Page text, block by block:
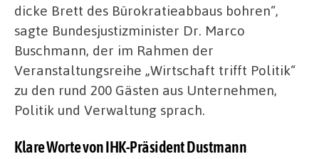
dicke Brett des Bürokratieabbaus bohren“,
sagte Bundesjustizminister Dr. Marco
Buschmann, der im Rahmen der
Veranstaltungsreihe „Wirtschaft trifft Politik“
zu den rund 200 Gästen aus Unternehmen,
Politik und Verwaltung sprach.
Klare Worte von IHK-Präsident Dustmann